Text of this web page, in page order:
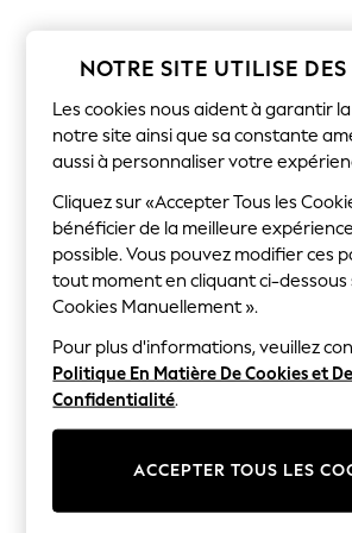
Accessories
Bags & Luggage
Footwear
Hats
Linen Collection
Polo Shirts
Sandals & Flipflops
Shirts
Shorts
Sunglasses
Vests
Boys Holiday Shop
All Swimwear
Ponchos & Toweling sets
Sun Hats & Caps
Polo Shirts
Rash Vests
NOTRE SITE UTILISE
Les cookies nous aident à garantir
notre site ainsi que sa constante
aussi à personnaliser votre
Cliquez sur «Accepter Tous les
bénéficier de la meilleure
possible. Vous pouvez modifier ces
tout moment en cliquant ci-dessous
Cookies Manuellement ».
Pour plus d'informations, veuillez
Politique En Matière De Cookies et De
Confidentialité.
ACCEPTER TOUS LES